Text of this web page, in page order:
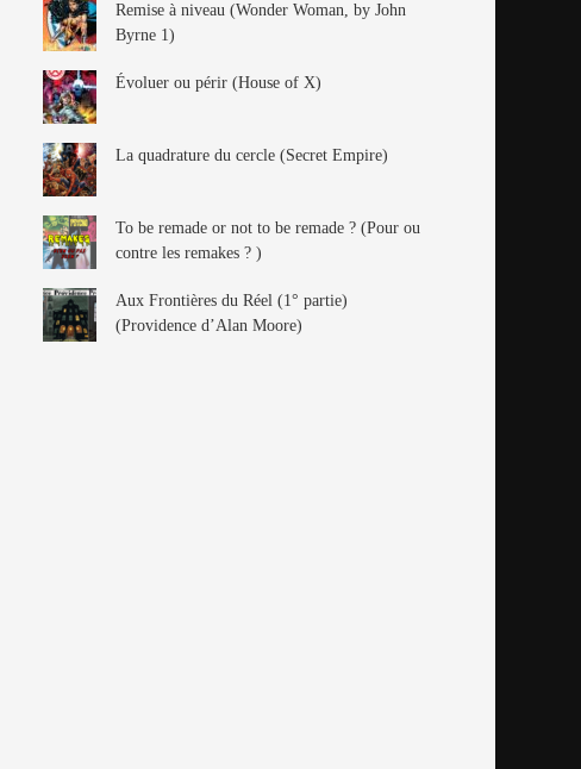
Remise à niveau (Wonder Woman, by John
Byrne 1)
Évoluer ou périr (House of X)
La quadrature du cercle (Secret Empire)
To be remade or not to be remade ? (Pour ou
contre les remakes ? )
Aux Frontières du Réel (1° partie)
(Providence d’Alan Moore)